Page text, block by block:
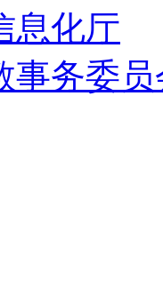
息化厅
事务委员